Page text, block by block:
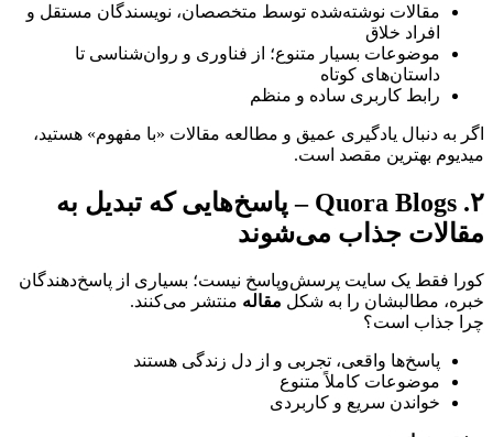
مقالات نوشته‌شده توسط متخصصان، نویسندگان مستقل و
افراد خلاق
موضوعات بسیار متنوع؛ از فناوری و روان‌شناسی تا
داستان‌های کوتاه
رابط کاربری ساده و منظم
اگر به دنبال یادگیری عمیق و مطالعه مقالات «با مفهوم» هستید،
میدیوم بهترین مقصد است.
۲. Quora Blogs – پاسخ‌هایی که تبدیل به
مقالات جذاب می‌شوند
کورا فقط یک سایت پرسش‌وپاسخ نیست؛ بسیاری از پاسخ‌دهندگان
خبره، مطالبشان را به شکل مقاله منتشر می‌کنند.
چرا جذاب است؟
پاسخ‌ها واقعی، تجربی و از دل زندگی هستند
موضوعات کاملاً متنوع
خواندن سریع و کاربردی